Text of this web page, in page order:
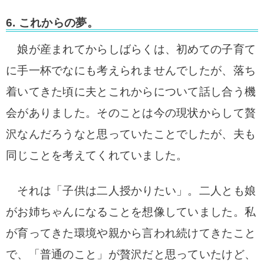
6. これからの夢。
娘が産まれてからしばらくは、初めての子育て
に手一杯でなにも考えられませんでしたが、落ち
着いてきた頃に夫とこれからについて話し合う機
会がありました。そのことは今の現状からして贅
沢なんだろうなと思っていたことでしたが、夫も
同じことを考えてくれていました。
それは「子供は二人授かりたい」。二人とも娘
がお姉ちゃんになることを想像していました。私
が育ってきた環境や親から言われ続けてきたこと
で、「普通のこと」が贅沢だと思っていたけど、